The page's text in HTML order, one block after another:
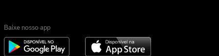
Baixe nosso app